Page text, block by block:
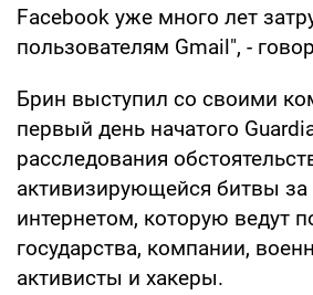
Facebook уже много лет
пользователям Gmail", -
Брин выступил со своими
первый день начатого
расследования
активизирующейся битвы за
интернетом, которую ведут
государства, компании,
активисты и хакеры.